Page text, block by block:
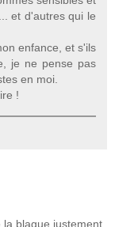
et d'autres qui le
enfance, et s'ils
je ne pense pas
en moi.
!
la blague justement